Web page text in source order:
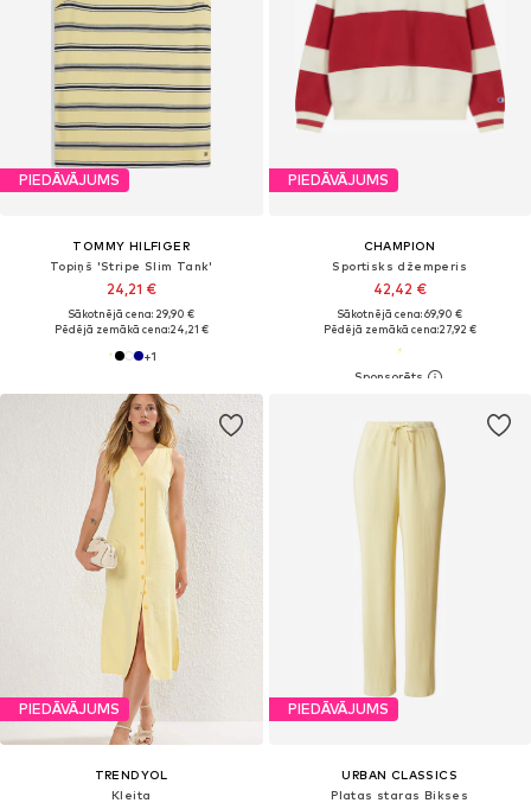
PIEDĀVĀJUMS
TOMMY HILFIGER
Topiņš 'Stripe Slim Tank'
24,21 €
Sākotnējā cena: 29,90 €
Pēdējā zemākā cena:24,21 €
+1
PIEDĀVĀJUMS
CHAMPION
Sportisks džemperis
42,42 €
Sākotnējā cena: 69,90 €
Pēdējā zemākā cena:27,92 €
PIEDĀVĀJUMS
TRENDYOL
Kleita
PIEDĀVĀJUMS
URBAN CLASSICS
Platas staras Bikses